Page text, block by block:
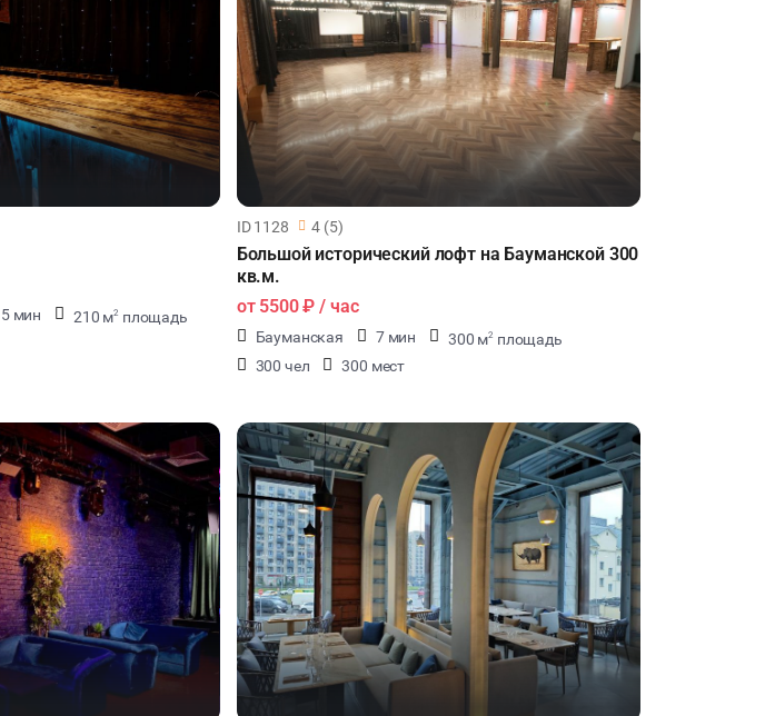
мин 210 м2 площадь
ID 1128 4 (5)
Большой исторический лофт на Бауманской 300
кв.м.
от 5500 ₽ / час
Бауманская 7 мин 300 м2 площадь
300 чел
300 мест